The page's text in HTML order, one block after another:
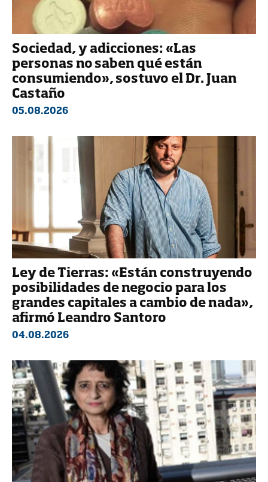
Sociedad, y adicciones: «Las
personas no saben qué están
consumiendo», sostuvo el Dr. Juan
Castaño
05.08.2026
Ley de Tierras: «Están construyendo
posibilidades de negocio para los
grandes capitales a cambio de nada»,
afirmó Leandro Santoro
04.08.2026